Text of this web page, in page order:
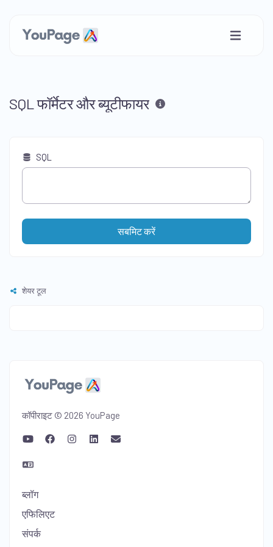
SQL फॉर्मेटर और ब्यूटीफायर
SQL
सबमिट करें
शेयर टूल
कॉपीराइट © 2026 YouPage
ब्लॉग
एफिलिएट
संपर्क